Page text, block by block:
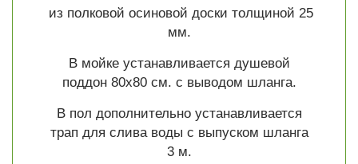
из полковой осиновой доски толщиной 25
мм.
В мойке устанавливается душевой
поддон 80х80 см. с выводом шланга.
В пол дополнительно устанавливается
трап для слива воды с выпуском шланга
3 м.